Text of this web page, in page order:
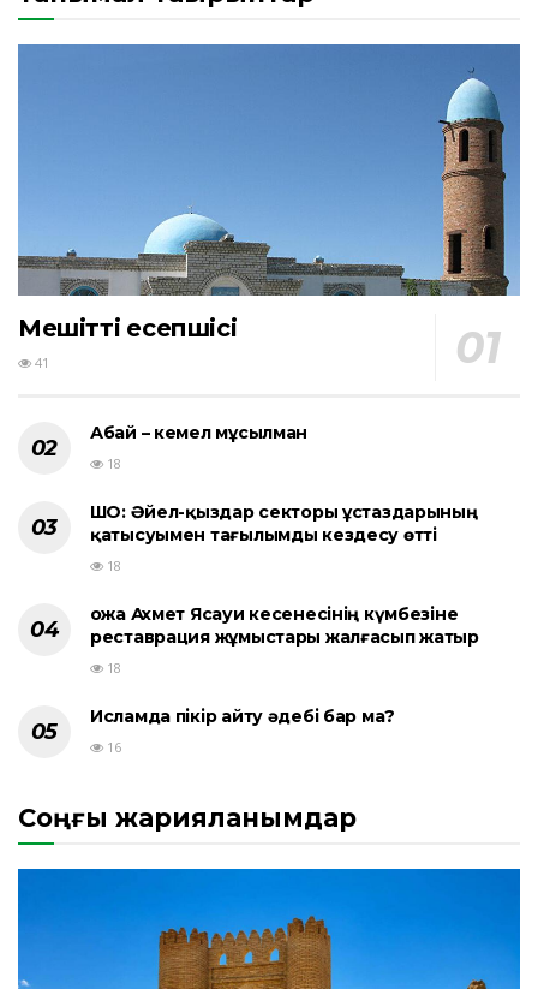
Мешіттің есепшісі
41
Абай – кемел мұсылман
18
ШҚО: Әйел-қыздар секторы ұстаздарының
қатысуымен тағылымды кездесу өтті
18
Қожа Ахмет Ясауи кесенесінің күмбезіне
реставрация жұмыстары жалғасып жатыр
18
Исламда пікір айту әдебі бар ма?
16
Соңғы жарияланымдар